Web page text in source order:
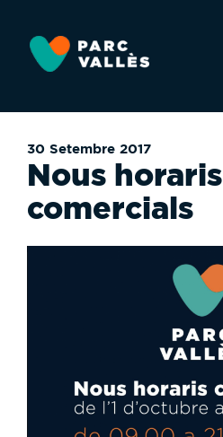
contingut
30 Setembre 2017
Nous horaris
comercials